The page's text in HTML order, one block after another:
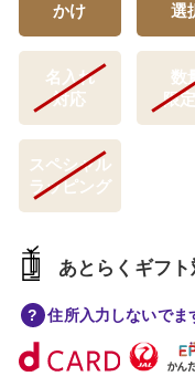
かけ
選
名入れ
対応
数
限
スペシャル
ラッピング
あとらくギフ
住所入力しないでま